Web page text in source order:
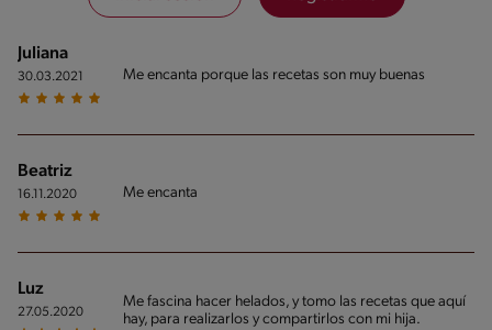
Juliana
30.03.2021 Me encanta porque las recetas son muy buenas
Beatriz
16.11.2020 Me encanta
Luz
27.05.2020
Me fascina hacer helados, y tomo las recetas que aquí
hay, para realizarlos y compartirlos con mi hija.